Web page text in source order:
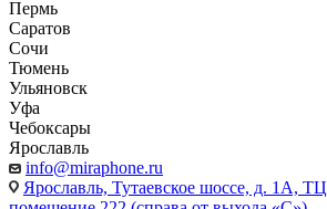
Пермь
Саратов
Сочи
Тюмень
Ульяновск
Уфа
Чебоксары
Ярославль
info@miraphone.ru
Ярославль, Тутаевское шоссе, д. 1А,